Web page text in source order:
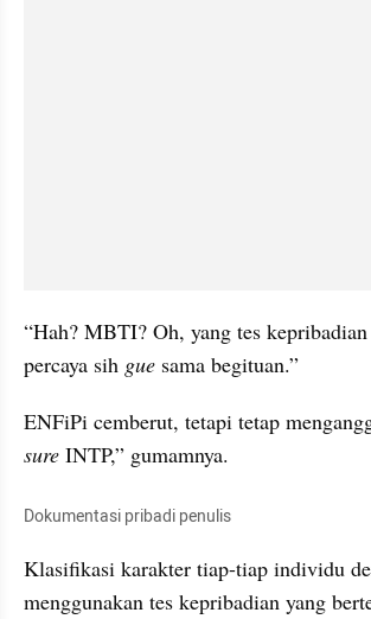
“Hah? MBTI? Oh, yang tes
percaya sih gue sama begituan.”
ENFiPi cemberut, tetapi tetap
sure INTP,” gumamnya.
Dokumentasi pribadi penulis
Klasifikasi karakter tiap-tiap individu
menggunakan tes kepribadian yang